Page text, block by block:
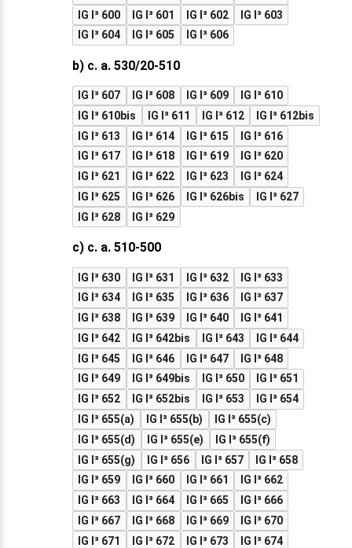
IG I³ 600
IG I³ 601 IG I³ 602
IG I³ 603
IG I³ 604
IG I³ 605 IG I³ 606
b) c. a. 530/20-510
IG I³ 607 IG I³ 608 IG I³ 609
IG I³ 610
IG I³ 610bis
IG I³ 611 IG I³ 612
IG I³ 612bis
IG I³ 613
IG I³ 614 IG I³ 615
IG I³ 616
IG I³ 617
IG I³ 618 IG I³ 619
IG I³ 620
IG I³ 621
IG I³ 622 IG I³ 623
IG I³ 624
IG I³ 625
IG I³ 626 IG I³ 626bis
IG I³ 627
IG I³ 628
IG I³ 629
c) c. a. 510-500
IG I³ 630 IG I³ 631 IG I³ 632
IG I³ 633
IG I³ 634
IG I³ 635 IG I³ 636
IG I³ 637
IG I³ 638
IG I³ 639 IG I³ 640
IG I³ 641
IG I³ 642
IG I³ 642bis IG I³ 643
IG I³ 644
IG I³ 645
IG I³ 646 IG I³ 647
IG I³ 648
IG I³ 649
IG I³ 649bis IG I³ 650
IG I³ 651
IG I³ 652
IG I³ 652bis IG I³ 653
IG I³ 654
IG I³ 655(a)
IG I³ 655(b)
IG I³ 655(c)
IG I³ 655(d)
IG I³ 655(e)
IG I³ 655(f)
IG I³ 655(g)
IG I³ 656 IG I³ 657
IG I³ 658
IG I³ 659
IG I³ 660 IG I³ 661
IG I³ 662
IG I³ 663
IG I³ 664 IG I³ 665
IG I³ 666
IG I³ 667
IG I³ 668 IG I³ 669
IG I³ 670
IG I³ 671
IG I³ 672 IG I³ 673
IG I³ 674